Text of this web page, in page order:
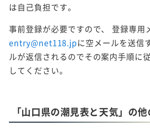
は自己負担です。
事前登録が必要ですので、 登録専用
entry@net118.jpに空メールを送信
ルが返信されるのでその案内手順に
してください。
「山口県の潮見表と天気」の